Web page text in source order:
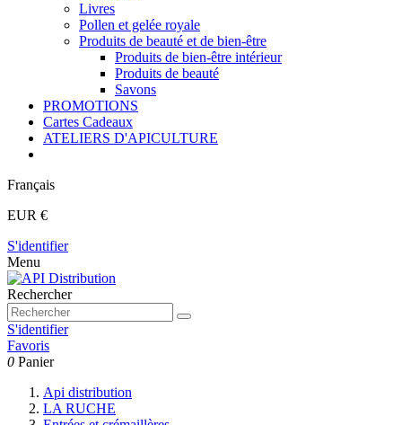
Livres
Pollen et gelée royale
Produits de beauté et de bien-être
Produits de bien-être intérieur
Produits de beauté
Savons
PROMOTIONS
Cartes Cadeaux
ATELIERS D'APICULTURE
Français
EUR €
S'identifier
Menu
Rechercher
S'identifier
Favoris
0 Panier
Api distribution
LA RUCHE